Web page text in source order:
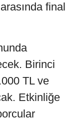
final
Birinci
TL ve
Etkinliğe